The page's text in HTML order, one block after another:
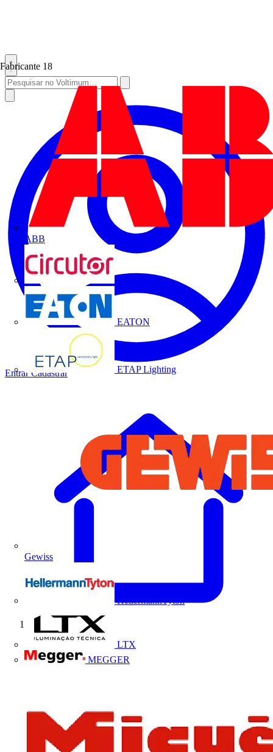
Fabricante 18
ABB
CIRCUTOR
EATON
ETAP Lighting
Gewiss
HellermannTyton
LTX
MEGGER
Entrar Cadastrar
Início